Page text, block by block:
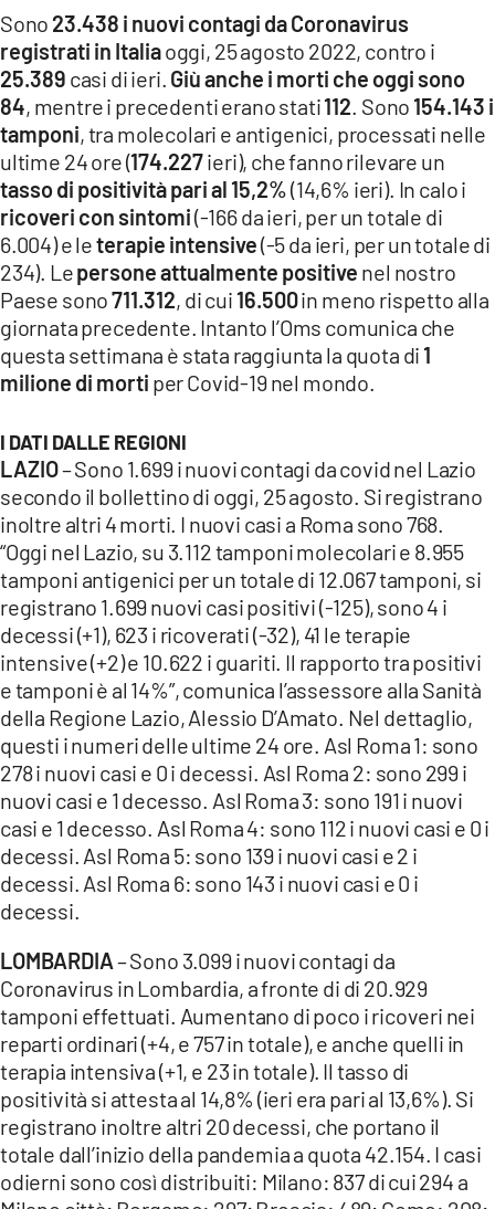
LACTV.IT
LACONAIR.IT
LACITYMAG.IT
ILREGGINO.IT
COSENZACHANNEL.IT
ILVIBONESE.IT
CATANZAROCHANNEL.IT
LACAPITALENEWS.IT
App
ANDROID
APPLE
Sono 23.438 i nuovi contagi da Coronavirus
registrati in Italiaoggi, 25 agosto 2022, contro i
25.389 casi di ieri. Giù anche i morti che oggi sono
84, mentre i precedenti erano stati112 . Sono 154.143 i
tamponi, tra molecolari e antigenici, processati nelle
ultime 24 ore (174.227ieri), che fanno rilevare un
tasso di positività pari al 15,2%(14,6% ieri). In calo i
ricoveri con sintomi(-166 da ieri, per un totale di
6.004) e leterapie intensive(-5 da ieri, per un totale di
234). Lepersone attualmente positive nel nostro
Paese sono711.312, di cui 16.500in meno rispetto alla
giornata precedente. Intanto l’Oms comunica che
questa settimana è stata raggiunta la quota di 1
milione di morti per Covid-19 nel mondo.
I DATI DALLE REGIONI
LAZIO– Sono 1.699 i nuovi contagi da covid nel Lazio
secondo il bollettino di oggi, 25 agosto. Si registrano
inoltre altri 4 morti. I nuovi casi a Roma sono 768.
“Oggi nel Lazio, su 3.112 tamponi molecolari e 8.955
tamponi antigenici per un totale di 12.067 tamponi, si
registrano 1.699 nuovi casi positivi (-125), sono 4 i
decessi (+1), 623 i ricoverati (-32), 41 le terapie
intensive (+2) e 10.622 i guariti. Il rapporto tra positivi
e tamponi è al 14%”, comunica l’assessore alla Sanità
della Regione Lazio, Alessio D’Amato. Nel dettaglio,
questi i numeri delle ultime 24 ore. Asl Roma 1: sono
278 i nuovi casi e 0 i decessi. Asl Roma 2: sono 299 i
nuovi casi e 1 decesso. Asl Roma 3: sono 191 i nuovi
casi e 1 decesso. Asl Roma 4: sono 112 i nuovi casi e 0 i
decessi. Asl Roma 5: sono 139 i nuovi casi e 2 i
decessi. Asl Roma 6: sono 143 i nuovi casi e 0 i
decessi.
LOMBARDIA– Sono 3.099 i nuovi contagi da
Coronavirus in Lombardia, a fronte di di 20.929
tamponi effettuati. Aumentano di poco i ricoveri nei
reparti ordinari (+4, e 757 in totale), e anche quelli in
terapia intensiva (+1, e 23 in totale). Il tasso di
positività si attesta al 14,8% (ieri era pari al 13,6%). Si
registrano inoltre altri 20 decessi, che portano il
totale dall’inizio della pandemia a quota 42.154. I casi
odierni sono così distribuiti: Milano: 837 di cui 294 a